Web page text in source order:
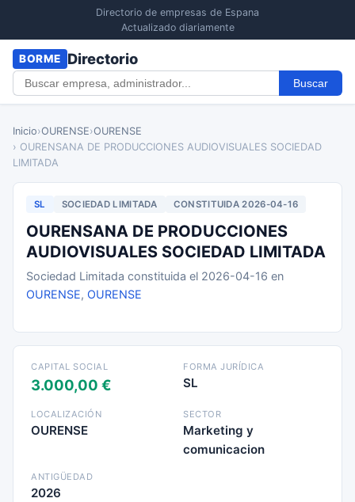
Directorio de empresas de Espana
Actualizado diariamente
BORME Directorio
Buscar
Inicio›OURENSE›OURENSE
› OURENSANA DE PRODUCCIONES AUDIOVISUALES SOCIEDAD
LIMITADA
SL SOCIEDAD LIMITADA CONSTITUIDA 2026-04-16
OURENSANA DE PRODUCCIONES
AUDIOVISUALES SOCIEDAD LIMITADA
Sociedad Limitada constituida el 2026-04-16 en
OURENSE, OURENSE
CAPITAL SOCIAL
3.000,00 €
FORMA JURÍDICA
SL
LOCALIZACIÓN
OURENSE
SECTOR
Marketing y
comunicacion
ANTIGÜEDAD
2026